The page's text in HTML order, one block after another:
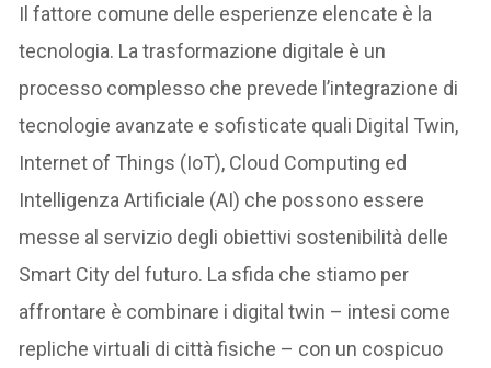
Il fattore comune delle esperienze elencate è la
tecnologia. La trasformazione digitale è un
processo complesso che prevede l’integrazione di
tecnologie avanzate e sofisticate quali Digital Twin,
Internet of Things (IoT), Cloud Computing ed
Intelligenza Artificiale (AI) che possono essere
messe al servizio degli obiettivi sostenibilità delle
Smart City del futuro. La sfida che stiamo per
affrontare è combinare i digital twin – intesi come
repliche virtuali di città fisiche – con un cospicuo